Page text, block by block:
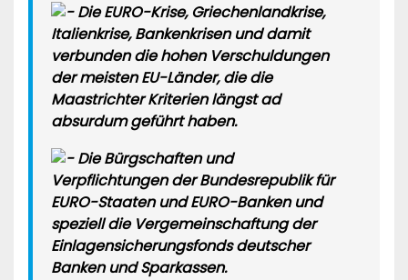
Die EURO-Krise, Griechenlandkrise,
Italienkrise, Bankenkrisen und damit
verbunden die hohen Verschuldungen
der meisten EU-Länder, die die
Maastrichter Kriterien längst ad
absurdum geführt haben.
Die Bürgschaften und
Verpflichtungen der Bundesrepublik für
EURO-Staaten und EURO-Banken und
speziell die Vergemeinschaftung der
Einlagensicherungsfonds deutscher
Banken und Sparkassen.